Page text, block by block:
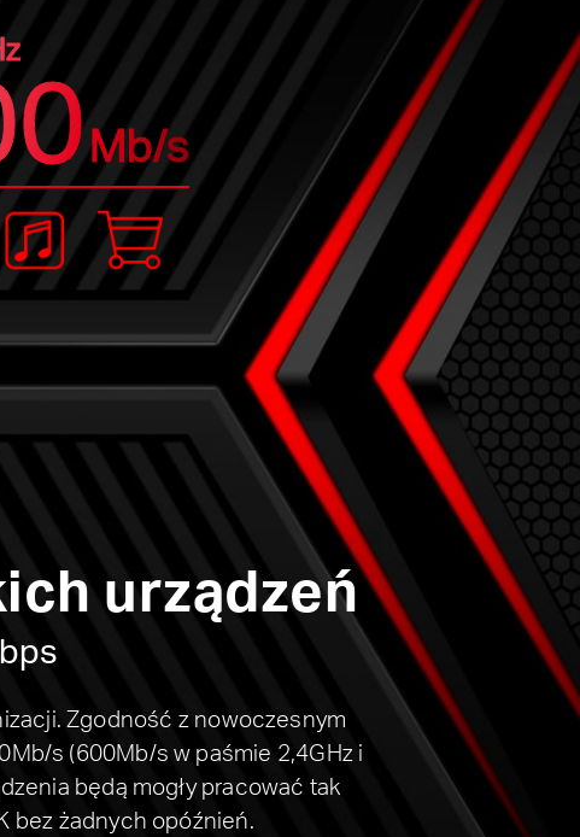
urządzeń
Zgodność z nowoczesnym
s (600Mb/s w paśmie 2,4GHz i
będą mogły pracować tak
bez żadnych opóźnień.
Mb/s